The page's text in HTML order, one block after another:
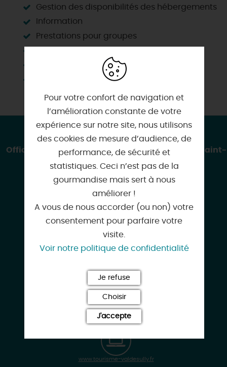
Gestion des disponibilités des hébergements
Information
Prestations pour groupes
CONTACT & LOCALISATION
Office de Tourisme du Val de Sully - Bureau de Saint-
Benoît-sur-Loire
55 rue Orléanaise
45730 SAINT-BENOIT-SUR-LOIRE
02 38 36 23 70
tourisme@valdesully.fr
www.tourisme-valdesully.fr
Pour votre confort de navigation et
l’amélioration constante de votre
expérience sur notre site, nous utilisons
des cookies de mesure d’audience, de
performance, de sécurité et
statistiques. Ceci n’est pas de la
gourmandise mais sert à nous
améliorer !
A vous de nous accorder (ou non) votre
consentement pour parfaire votre
visite.
Voir notre politique de confidentialité
Je refuse
Choisir
J'accepte